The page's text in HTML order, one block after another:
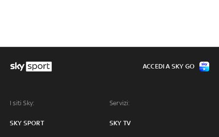
I siti Sky:
SKY SPORT
Servizi:
SKY TV
ACCEDI A SKY GO